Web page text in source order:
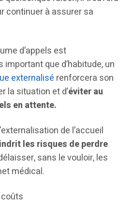
continuer à assurer sa
d’appels est
que d’habitude, un
externalisé renforcera son
la situation et d’éviter au
en attente.
de l’accueil
les risques de perdre
sans le vouloir, les
médical.